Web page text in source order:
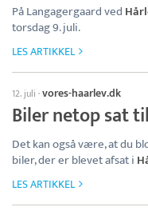
På Langagergaard ved
torsdag 9. juli.
LES ARTIKKEL
12. juli ·vores-haarlev.dk
Biler netop sat
Det kan også være, at du
biler, der er blevet afsat i
LES ARTIKKEL